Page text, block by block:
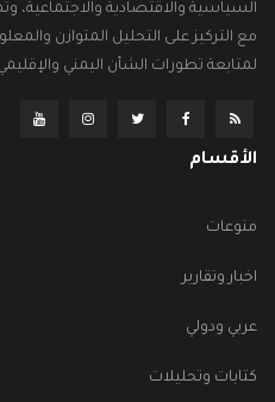
السياسية والاقتصادية والاجتماعية،
مع التركيز على التحليل المتوازن
لمتابعة تطورات الشأن اليمني
الأقسام
منوعات
اخبار وتقارير
عربي ودولي
كتابات وتحليلات